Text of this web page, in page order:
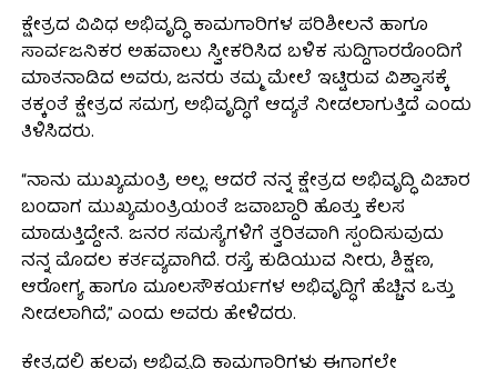
ಕ್ಷೇತ್ರದ ವಿವಿಧ ಅಭಿವೃದ್ಧಿ ಕಾಮಗಾರಿಗಳ ಪರಿಶೀಲನೆ ಹಾಗೂ
ಸಾರ್ವಜನಿಕರ ಅಹವಾಲು ಸ್ವೀಕರಿಸಿದ ಬಳಿಕ ಸುದ್ದಿಗಾರರೊಂದಿಗೆ
ಮಾತನಾಡಿದ ಅವರು, ಜನರು ತಮ್ಮ ಮೇಲೆ ಇಟ್ಟಿರುವ ವಿಶ್ವಾಸಕ್ಕೆ
ತಕ್ಕಂತೆ ಕ್ಷೇತ್ರದ ಸಮಗ್ರ ಅಭಿವೃದ್ಧಿಗೆ ಆದ್ಯತೆ ನೀಡಲಾಗುತ್ತಿದೆ ಎಂದು
ತಿಳಿಸಿದರು.
“ನಾನು ಮುಖ್ಯಮಂತ್ರಿ ಅಲ್ಲ. ಆದರೆ ನನ್ನ ಕ್ಷೇತ್ರದ ಅಭಿವೃದ್ಧಿ ವಿಚಾರ
ಬಂದಾಗ ಮುಖ್ಯಮಂತ್ರಿಯಂತೆ ಜವಾಬ್ದಾರಿ ಹೊತ್ತು ಕೆಲಸ
ಮಾಡುತ್ತಿದ್ದೇನೆ. ಜನರ ಸಮಸ್ಯೆಗಳಿಗೆ ತ್ವರಿತವಾಗಿ ಸ್ಪಂದಿಸುವುದು
ನನ್ನ ಮೊದಲ ಕರ್ತವ್ಯವಾಗಿದೆ. ರಸ್ತೆ, ಕುಡಿಯುವ ನೀರು, ಶಿಕ್ಷಣ,
ಆರೋಗ್ಯ ಹಾಗೂ ಮೂಲಸೌಕರ್ಯಗಳ ಅಭಿವೃದ್ಧಿಗೆ ಹೆಚ್ಚಿನ ಒತ್ತು
ನೀಡಲಾಗಿದೆ,” ಎಂದು ಅವರು ಹೇಳಿದರು.